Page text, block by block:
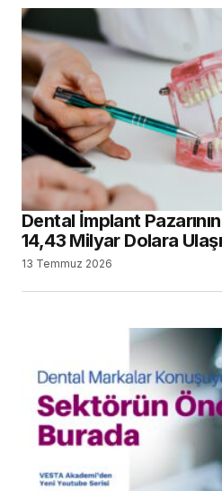
Dental İmplant
14,43 Milyar Dolara
13 Temmuz 2026